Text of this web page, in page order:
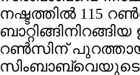
നഷ്ടത്തില്‍ 115
റണ്‍സിന്
സിംബാബ്വെയുടെ